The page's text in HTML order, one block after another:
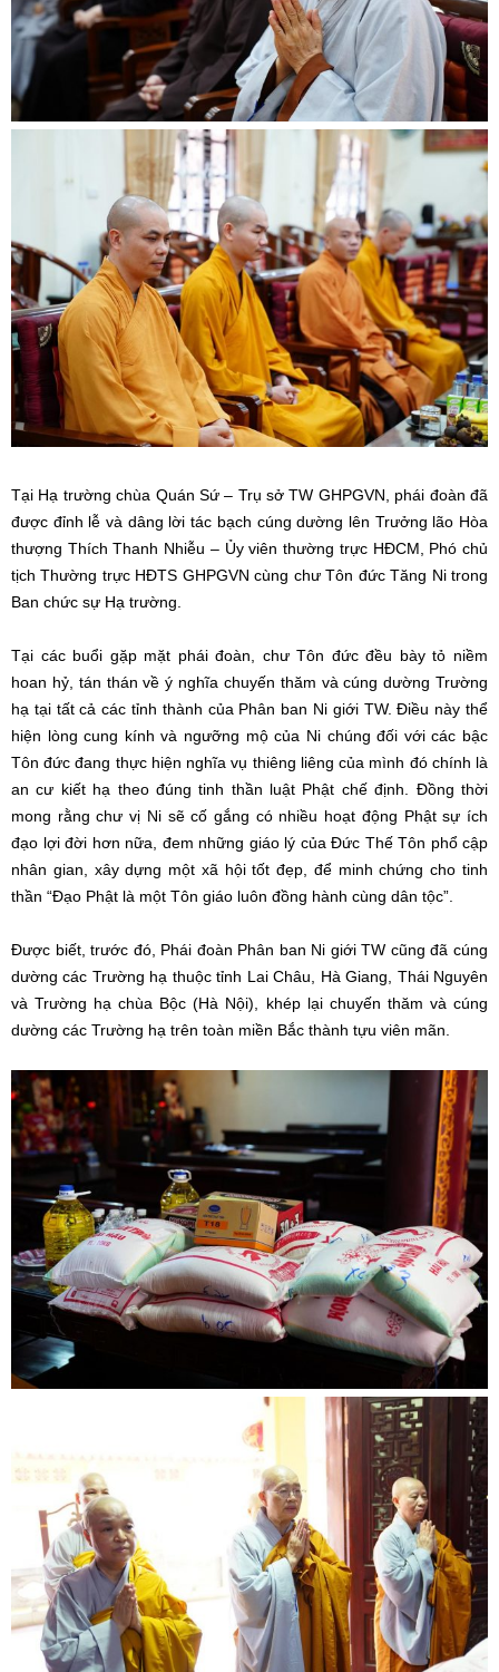
Tại Hạ trường chùa Quán Sứ – Trụ sở TW GHPGVN, phái đoàn đã
được đỉnh lễ và dâng lời tác bạch cúng dường lên Trưởng lão Hòa
thượng Thích Thanh Nhiễu – Ủy viên thường trực HĐCM, Phó chủ
tịch Thường trực HĐTS GHPGVN cùng chư Tôn đức Tăng Ni trong
Ban chức sự Hạ trường.
Tại các buổi gặp mặt phái đoàn, chư Tôn đức đều bày tỏ niềm
hoan hỷ, tán thán về ý nghĩa chuyến thăm và cúng dường Trường
hạ tại tất cả các tỉnh thành của Phân ban Ni giới TW. Điều này thể
hiện lòng cung kính và ngưỡng mộ của Ni chúng đối với các bậc
Tôn đức đang thực hiện nghĩa vụ thiêng liêng của mình đó chính là
an cư kiết hạ theo đúng tinh thần luật Phật chế định. Đồng thời
mong rằng chư vị Ni sẽ cố gắng có nhiều hoạt động Phật sự ích
đạo lợi đời hơn nữa, đem những giáo lý của Đức Thế Tôn phổ cập
nhân gian, xây dựng một xã hội tốt đẹp, để minh chứng cho tinh
thần “Đạo Phật là một Tôn giáo luôn đồng hành cùng dân tộc”.
Được biết, trước đó, Phái đoàn Phân ban Ni giới TW cũng đã cúng
dường các Trường hạ thuộc tỉnh Lai Châu, Hà Giang, Thái Nguyên
và Trường hạ chùa Bộc (Hà Nội), khép lại chuyến thăm và cúng
dường các Trường hạ trên toàn miền Bắc thành tựu viên mãn.